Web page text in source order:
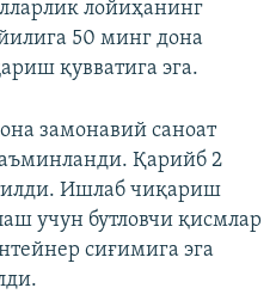
лойиҳанинг
50 минг дона
қувватига эга.
замонавий саноат
Қарийб 2
Ишлаб чиқариш
учун бутловчи қисмлар
сиғимига эга